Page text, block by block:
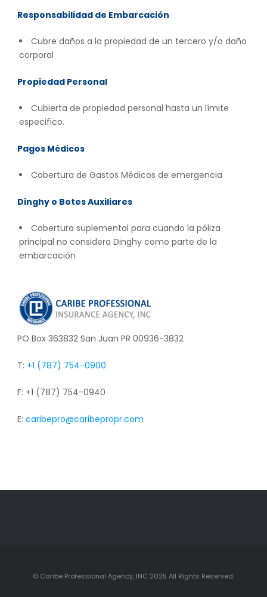
Responsabilidad de Embarcación
Cubre daños a la propiedad de un tercero y/o daño
corporal
Propiedad Personal
Cubierta de propiedad personal hasta un límite
especifico.
Pagos Médicos
Cobertura de Gastos Médicos de emergencia
Dinghy o Botes Auxiliares
Cobertura suplemental para cuando la póliza
principal no considera Dinghy como parte de la
embarcación
PO Box 363832 San Juan PR 00936-3832
T: +1 (787) 754-0900
F: +1 (787) 754-0940
E: caribepro@caribepropr.com
© Caribe Professional Agency, INC 2025 All Rights Reserved.